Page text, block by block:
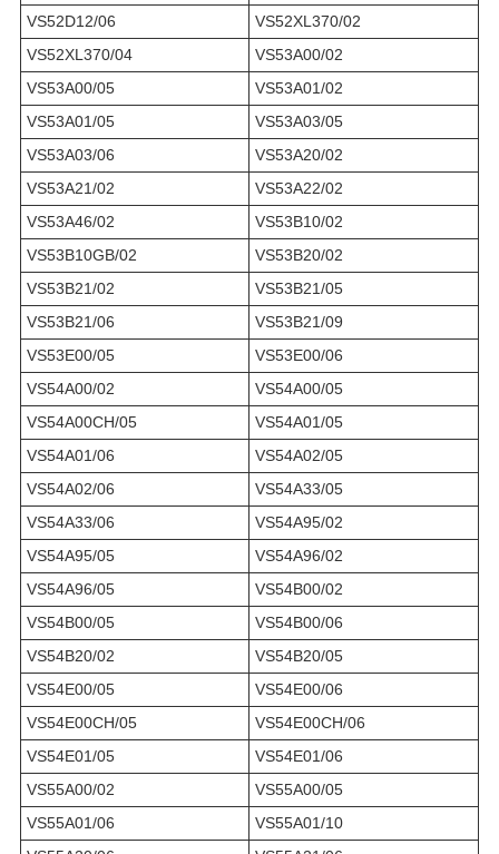
VS52D12/06
VS52XL370/02
VS52XL370/04
VS53A00/02
VS53A00/05
VS53A01/02
VS53A01/05
VS53A03/05
VS53A03/06
VS53A20/02
VS53A21/02
VS53A22/02
VS53A46/02
VS53B10/02
VS53B10GB/02
VS53B20/02
VS53B21/02
VS53B21/05
VS53B21/06
VS53B21/09
VS53E00/05
VS53E00/06
VS54A00/02
VS54A00/05
VS54A00CH/05
VS54A01/05
VS54A01/06
VS54A02/05
VS54A02/06
VS54A33/05
VS54A33/06
VS54A95/02
VS54A95/05
VS54A96/02
VS54A96/05
VS54B00/02
VS54B00/05
VS54B00/06
VS54B20/02
VS54B20/05
VS54E00/05
VS54E00/06
VS54E00CH/05
VS54E00CH/06
VS54E01/05
VS54E01/06
VS55A00/02
VS55A00/05
VS55A01/06
VS55A01/10